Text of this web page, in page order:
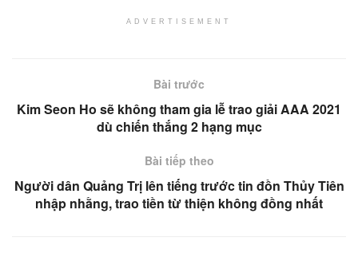
ADVERTISEMENT
Bài trước
Kim Seon Ho sẽ không tham gia lễ trao giải AAA 2021
dù chiến thắng 2 hạng mục
Bài tiếp theo
Người dân Quảng Trị lên tiếng trước tin đồn Thủy Tiên
nhập nhằng, trao tiền từ thiện không đồng nhất